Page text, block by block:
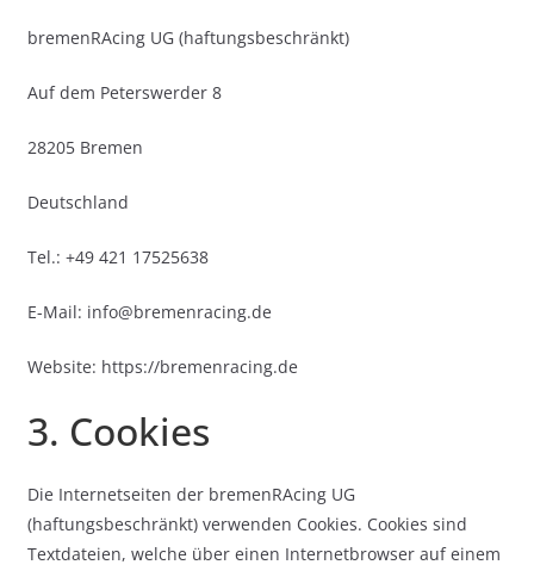
bremenRAcing UG (haftungsbeschränkt)
Auf dem Peterswerder 8
28205 Bremen
Deutschland
Tel.: +49 421 17525638
E-Mail: info@bremenracing.de
Website: https://bremenracing.de
3. Cookies
Die Internetseiten der bremenRAcing UG
(haftungsbeschränkt) verwenden Cookies. Cookies sind
Textdateien, welche über einen Internetbrowser auf einem